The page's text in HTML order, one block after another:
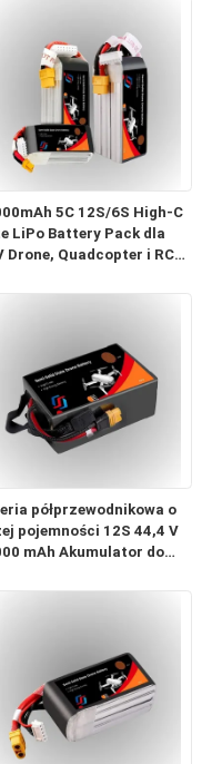
5C 12S/6S High-C
LiPo Battery Pack dla
Drone, Quadcopter i RC
półprzewodnikowa o
pojemności 12S 44,4 V
mAh Akumulator do